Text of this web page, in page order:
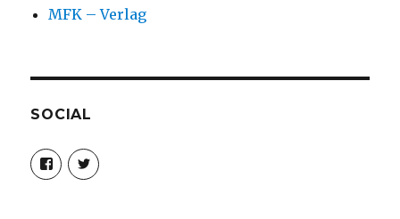
MFK – Verlag
SOCIAL
Profil
von
christoph.fleischer1
Profil
von